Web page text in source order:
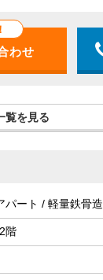
覧を見る
パート / 軽量鉄骨造
階